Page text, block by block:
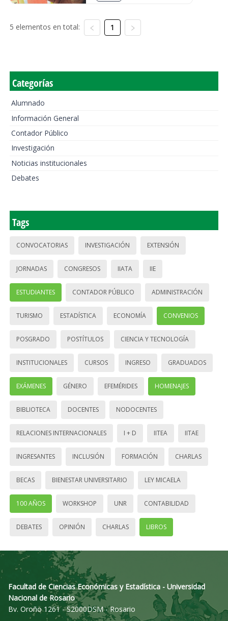
5 elementos en total: 1
Categorías
Alumnado
Información General
Contador Público
Investigación
Noticias institucionales
Debates
Tags
CONVOCATORIAS INVESTIGACIÓN EXTENSIÓN
JORNADAS CONGRESOS IIATA IIE
ESTUDIANTES CONTADOR PÚBLICO ADMINISTRACIÓN
TURISMO ESTADÍSTICA ECONOMÍA CONVENIOS
POSGRADO POSTÍTULOS CIENCIA Y TECNOLOGÍA
INSTITUCIONALES CURSOS INGRESO GRADUADOS
EXÁMENES GÉNERO EFEMÉRIDES HOMENAJES
BIBLIOTECA DOCENTES NODOCENTES
RELACIONES INTERNACIONALES I + D IITEA IITAE
INGRESANTES INCLUSIÓN FORMACIÓN CHARLAS
BECAS BIENESTAR UNIVERSITARIO LEY MICAELA
100 AÑOS WORKSHOP UNR CONTABILIDAD
DEBATES OPINIÓN CHARLAS LIBROS
Facultad de Ciencias Económicas y Estadística - Universidad
Nacional de Rosario
Bv. Oroño 1261 - S2000DSM - Rosario